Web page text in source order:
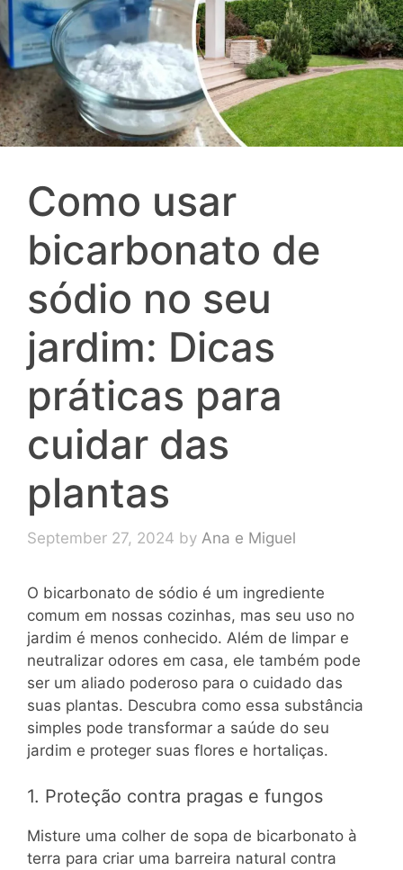
Como usar
bicarbonato de
sódio no seu
jardim: Dicas
práticas para
cuidar das
plantas
September 27, 2024 by Ana e Miguel
O bicarbonato de sódio é um ingrediente
comum em nossas cozinhas, mas seu uso no
jardim é menos conhecido. Além de limpar e
neutralizar odores em casa, ele também pode
ser um aliado poderoso para o cuidado das
suas plantas. Descubra como essa substância
simples pode transformar a saúde do seu
jardim e proteger suas flores e hortaliças.
1. Proteção contra pragas e fungos
Misture uma colher de sopa de bicarbonato à
terra para criar uma barreira natural contra